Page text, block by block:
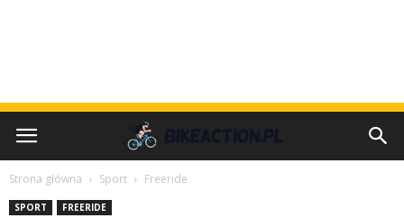
Strona główna Sport Freeride
SPORT FREERIDE